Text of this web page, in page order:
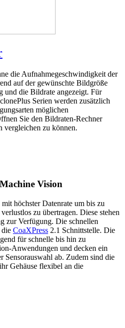
die Aufnahmegeschwindigkeit der
auf der gewünschte Bildgröße
und die Bildrate angezeigt. Für
Serien werden zusätzlich
möglichen
Sie den Bildraten-Rechner
vergleichen zu können.
Vision
höchster Datenrate um bis zu
zu übertragen. Diese stehen
zur Verfügung. Die schnellen
die CoaXPress 2.1 Schnittstelle. Die
für schnelle bis hin zu
Anwendungen und decken ein
Sensorauswahl ab. Zudem sind die
Gehäuse flexibel an die